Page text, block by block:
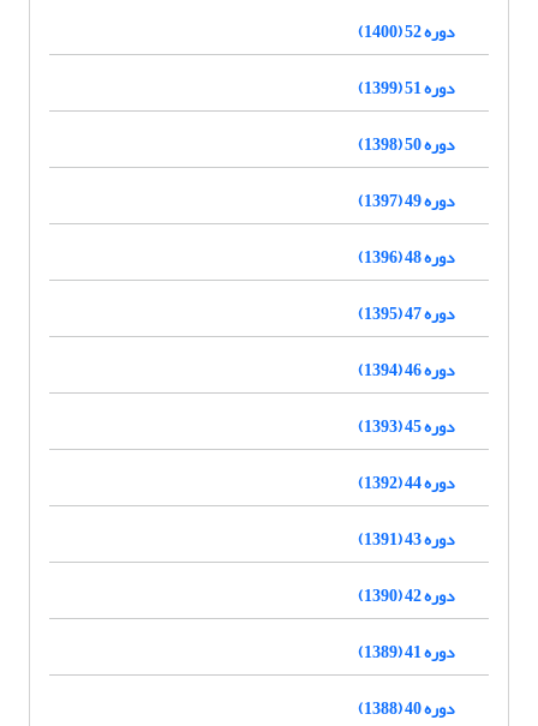
دوره 52 (1400)
دوره 51 (1399)
دوره 50 (1398)
دوره 49 (1397)
دوره 48 (1396)
دوره 47 (1395)
دوره 46 (1394)
دوره 45 (1393)
دوره 44 (1392)
دوره 43 (1391)
دوره 42 (1390)
دوره 41 (1389)
دوره 40 (1388)